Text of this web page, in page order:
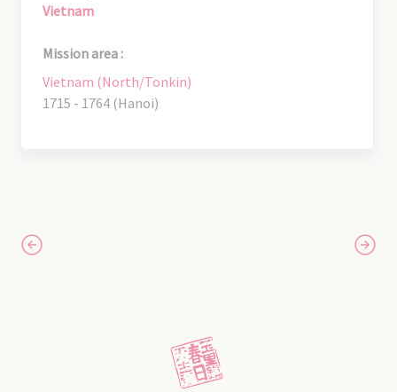
Vietnam
Mission area :
Vietnam (North/Tonkin)
1715 - 1764 (Hanoi)